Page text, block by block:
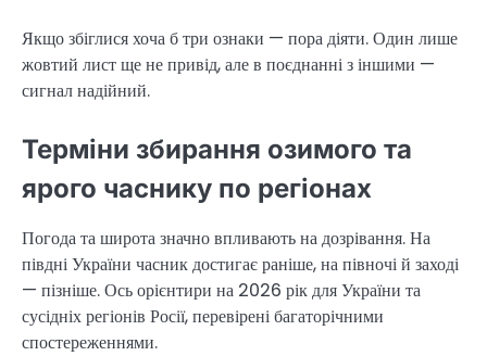
Якщо збіглися хоча б три ознаки — пора діяти. Один лише
жовтий лист ще не привід, але в поєднанні з іншими —
сигнал надійний.
Терміни збирання озимого та
ярого часнику по регіонах
Погода та широта значно впливають на дозрівання. На
півдні України часник достигає раніше, на півночі й заході
— пізніше. Ось орієнтири на 2026 рік для України та
сусідніх регіонів Росії, перевірені багаторічними
спостереженнями.